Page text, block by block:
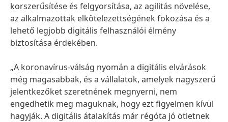
korszerűsítése és felgyorsítása, az agilitás növelése,
az alkalmazottak elkötelezettségének fokozása és a
lehető legjobb digitális felhasználói élmény
biztosítása érdekében.
„A koronavírus-válság nyomán a digitális elvárások
még magasabbak, és a vállalatok, amelyek nagyszerű
jelentkezőket szeretnének megnyerni, nem
engedhetik meg maguknak, hogy ezt figyelmen kívül
hagyják. A digitális átalakítás már régóta jó ötletnek